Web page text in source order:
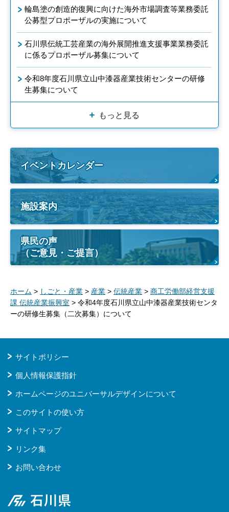
輪島塗の創造的復興に向けた海外市場調査等業務委託
公募型プロポーザルの実施について
石川県伝統工芸産業の海外展開推進支援事業業務委託
に係るプロポーザル募集について
令和8年度石川県立山中漆器産業技術センターの研修
生募集について
もっと見る
イベントカレンダー
施設案内
県民の声
（ご意見・ご提言）
ホーム > しごと・産業 > 産業 > 伝統産業 > 商工労働部経営支援
課 伝統産業振興室 > 令和4年度石川県立山中漆器産業技術センタ
ーの研修生募集（二次募集）について
サイトポリシー
個人情報保護指針
ホームページのユニバーサルデザインについて
このサイトの使い方
サイトマップ
リンク集
お問い合わせ
石川県